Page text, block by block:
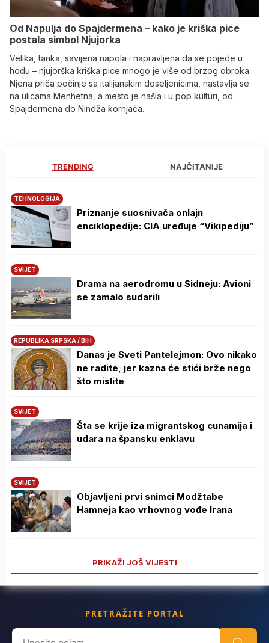
Od Napulja do Spajdermena – kako je kriška pice
postala simbol Njujorka
Velika, tanka, savijena napola i napravljena da se pojede u
hodu – njujorška kriška pice mnogo je više od brzog obroka.
Njena priča počinje sa italijanskim doseljenicima, nastavlja se
na ulicama Menhetna, a mesto je našla i u pop kulturi, od
Spajdermena do Nindža kornjača.
TRENDING NAJČITANIJE
TEHNOLOGIJA
Priznanje suosnivača onlajn
enciklopedije: CIA uređuje “Vikipediju”
SVIJET
Drama na aerodromu u Sidneju: Avioni
se zamalo sudarili
REPUBLIKA SRPSKA / BIH
Danas je Sveti Pantelejmon: Ovo nikako
ne radite, jer kazna će stići brže nego
što mislite
SVIJET
Šta se krije iza migrantskog cunamija i
udara na špansku enklavu
SVIJET
Objavljeni prvi snimci Modžtabe
Hamneja kao vrhovnog vođe Irana
PRIKAŽI JOŠ VIJESTI
PRETRAŽITE PORTAL
Search